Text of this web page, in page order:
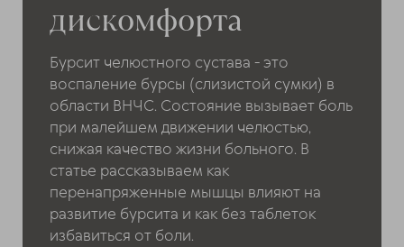
дискомфорта
Бурсит челюстного сустава - это
воспаление бурсы (слизистой сумки) в
области ВНЧС. Состояние вызывает боль
при малейшем движении челюстью,
снижая качество жизни больного. В
статье рассказываем как
перенапряженные мышцы влияют на
развитие бурсита и как без таблеток
избавиться от боли.